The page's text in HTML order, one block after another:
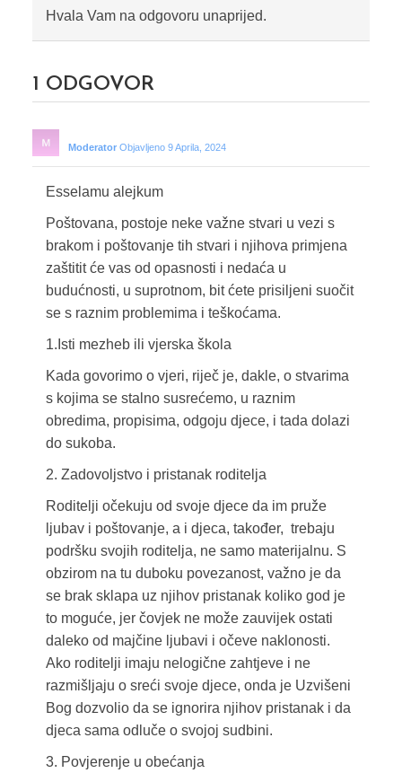
Hvala Vam na odgovoru unaprijed.
1 ODGOVOR
Moderator Objavljeno 9 Aprila, 2024
Esselamu alejkum
Poštovana, postoje neke važne stvari u vezi s
brakom i poštovanje tih stvari i njihova primjena
zaštitit će vas od opasnosti i nedaća u
budućnosti, u suprotnom, bit ćete prisiljeni suočit
se s raznim problemima i teškoćama.
1.Isti mezheb ili vjerska škola
Kada govorimo o vjeri, riječ je, dakle, o stvarima
s kojima se stalno susrećemo, u raznim
obredima, propisima, odgoju djece, i tada dolazi
do sukoba.
2. Zadovoljstvo i pristanak roditelja
Roditelji očekuju od svoje djece da im pruže
ljubav i poštovanje, a i djeca, također, trebaju
podršku svojih roditelja, ne samo materijalnu. S
obzirom na tu duboku povezanost, važno je da
se brak sklapa uz njihov pristanak koliko god je
to moguće, jer čovjek ne može zauvijek ostati
daleko od majčine ljubavi i očeve naklonosti.
Ako roditelji imaju nelogične zahtjeve i ne
razmišljaju o sreći svoje djece, onda je Uzvišeni
Bog dozvolio da se ignorira njihov pristanak i da
djeca sama odluče o svojoj sudbini.
3. Povjerenje u obećanja